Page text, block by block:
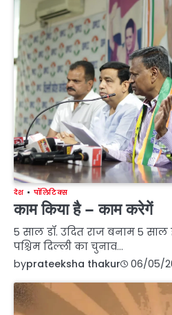
देश पॉलिटिक्स
काम किया है – काम करेगें
5 साल डॉ. उदित राज बनाम 5 साल
पश्चिम दिल्ली का चुनाव…
byprateeksha thakur 06/05/